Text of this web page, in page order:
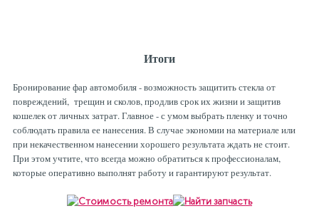
Итоги
Бронирование фар автомобиля - возможность защитить стекла от
повреждений, трещин и сколов, продлив срок их жизни и защитив
кошелек от личных затрат. Главное - с умом выбрать пленку и точно
соблюдать правила ее нанесения. В случае экономии на материале или
при некачественном нанесении хорошего результата ждать не стоит.
При этом учтите, что всегда можно обратиться к профессионалам,
которые оперативно выполнят работу и гарантируют результат.